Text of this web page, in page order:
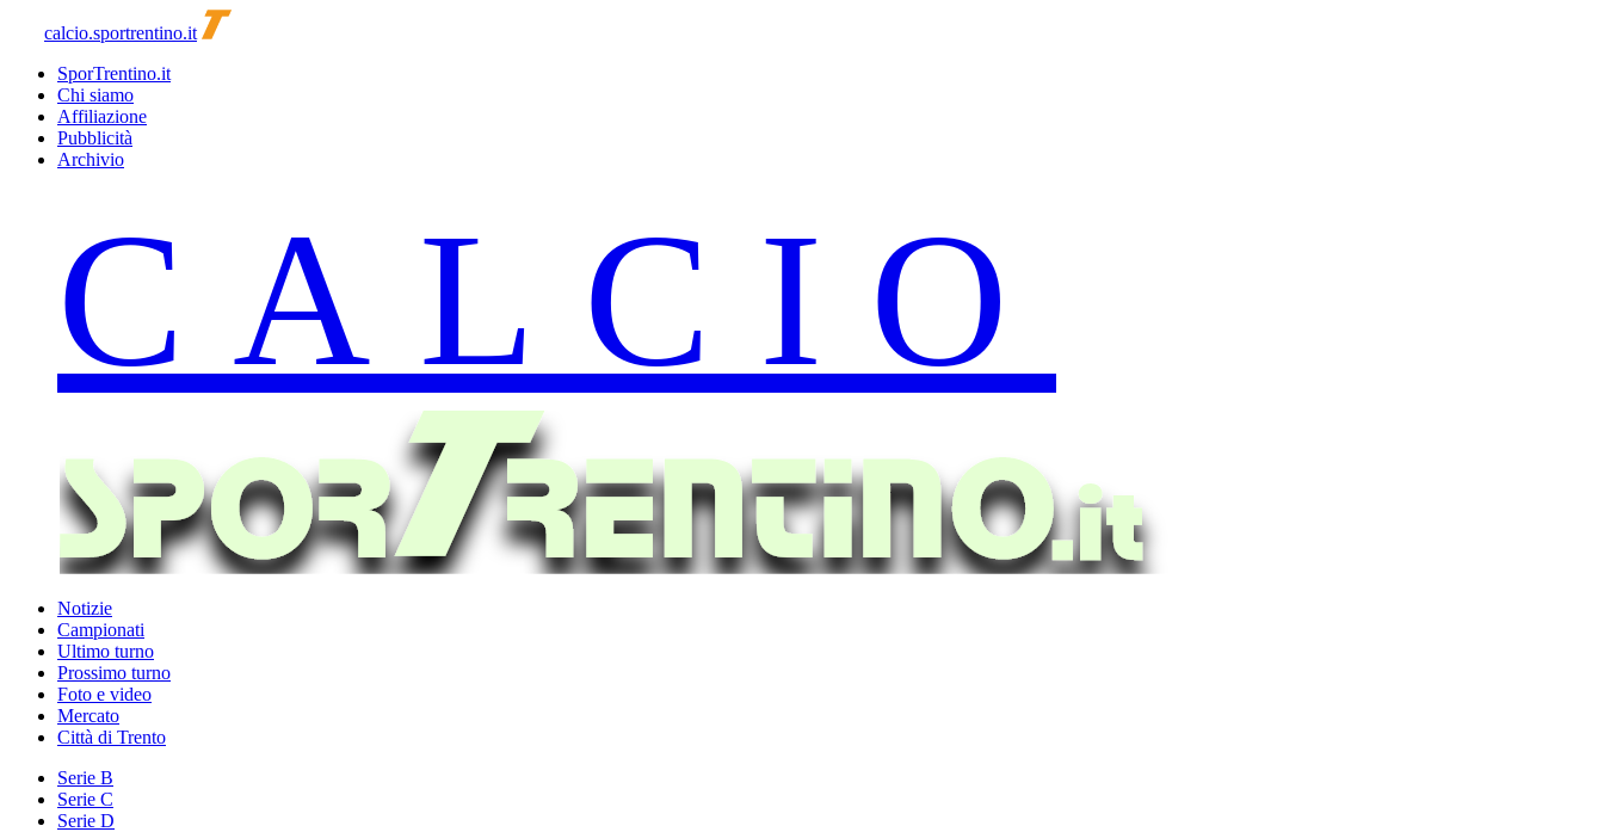
calcio.sportrentino.it
SporTrentino.it
Chi siamo
Affiliazione
Pubblicità
Archivio
Notizie
Campionati
Ultimo turno
Prossimo turno
Foto e video
Mercato
Città di Trento
Serie B
Serie C
Serie D